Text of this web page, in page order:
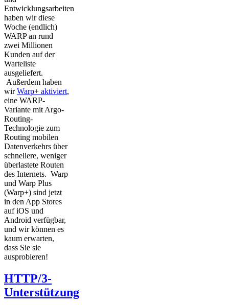
Entwicklungsarbeiten
haben wir diese
Woche (endlich)
WARP an rund
zwei Millionen
Kunden auf der
Warteliste
ausgeliefert.
Außerdem haben
wirWarp+ aktiviert,
eine WARP-
Variante mit Argo-
Routing-
Technologie zum
Routing mobilen
Datenverkehrs über
schnellere, weniger
überlastete Routen
des Internets. Warp
und Warp Plus
(Warp+) sind jetzt
in den App Stores
auf iOS und
Android verfügbar,
und wir können es
kaum erwarten,
dass Sie sie
ausprobieren!
HTTP/3-
Unterstützung